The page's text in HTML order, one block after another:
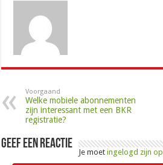
Voorgaand
Welke mobiele abonnementen
zijn interessant met een BKR
registratie?
Geef een reactie
Je moetingelogd zijn op